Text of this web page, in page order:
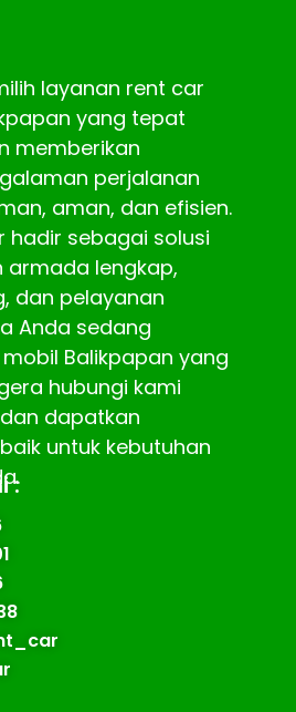
layanan rent car
yang tepat
memberikan
perjalanan
aman, dan efisien.
hadir sebagai solusi
armada lengkap,
dan pelayanan
Anda sedang
Balikpapan yang
hubungi kami
dapatkan
untuk kebutuhan
: